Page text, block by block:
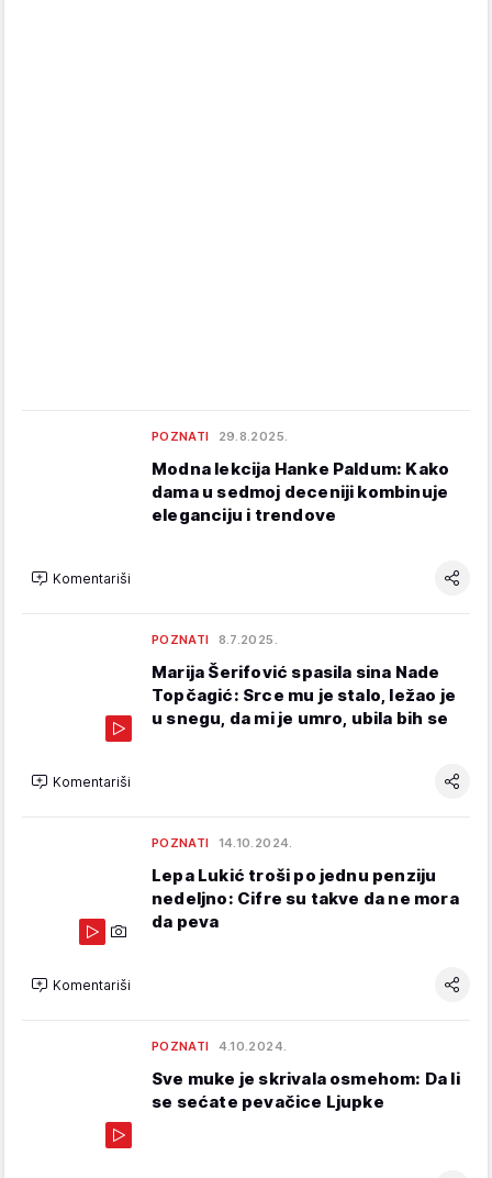
POZNATI 29.8.2025.
Modna lekcija Hanke Paldum: Kako
dama u sedmoj deceniji kombinuje
eleganciju i trendove
Komentariši
POZNATI 8.7.2025.
Marija Šerifović spasila sina Nade
Topčagić: Srce mu je stalo, ležao je
u snegu, da mi je umro, ubila bih se
Komentariši
POZNATI 14.10.2024.
Lepa Lukić troši po jednu penziju
nedeljno: Cifre su takve da ne mora
da peva
Komentariši
POZNATI 4.10.2024.
Sve muke je skrivala osmehom: Da li
se sećate pevačice Ljupke